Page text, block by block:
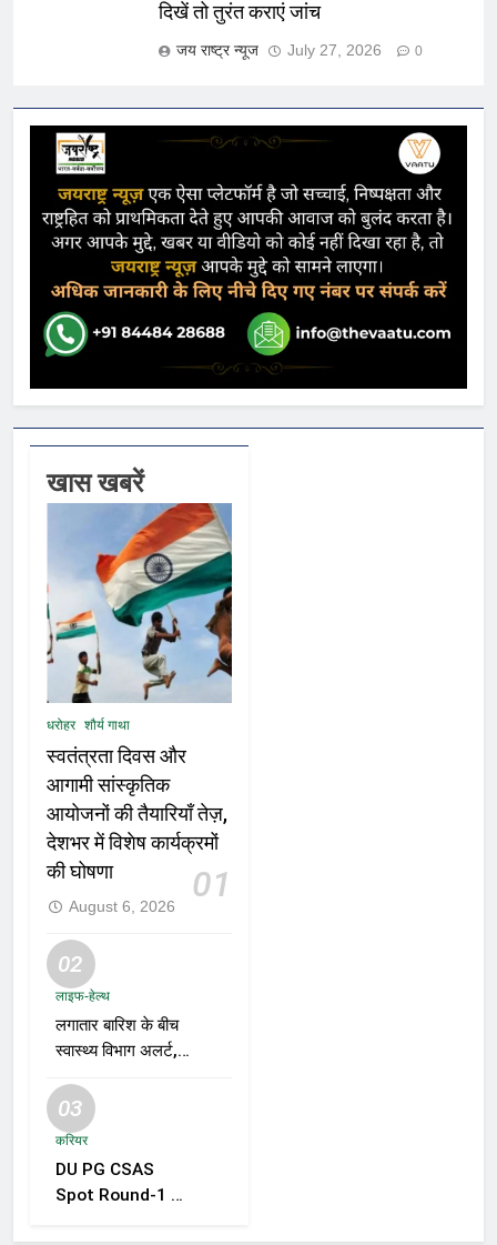
दिखें तो तुरंत कराएं जांच
जय राष्ट्र न्यूज July 27, 2026 0
खास खबरें
धरोहर शौर्य गाथा
स्वतंत्रता दिवस और
आगामी सांस्कृतिक
आयोजनों की तैयारियाँ तेज़,
देशभर में विशेष कार्यक्रमों
की घोषणा
01
August 6, 2026
02
लाइफ-हेल्थ
लगातार बारिश के बीच
स्वास्थ्य विभाग अलर्ट,
वायरल बुखार की
रोकथाम के लिए राज्यों
निर्देश
03
करियर
DU PG CSAS
Spot Round-1 की